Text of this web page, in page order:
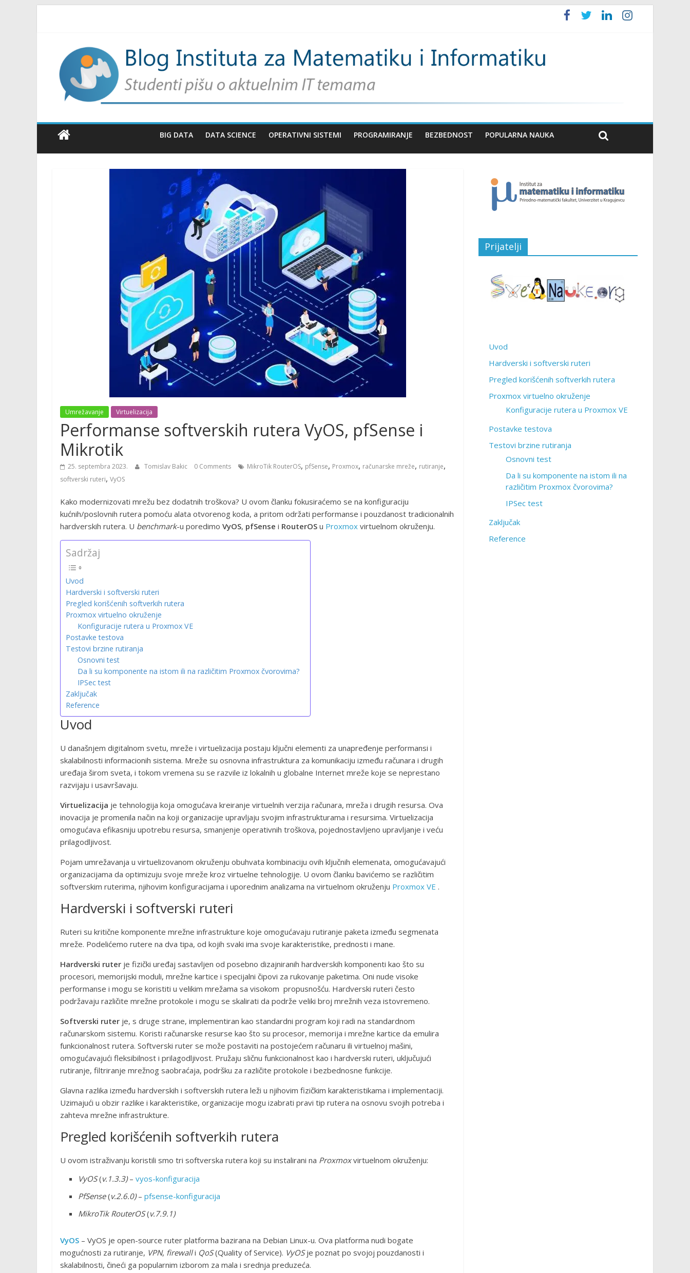
BIG DATA DATA SCIENCE OPERATIVNI SISTEMI PROGRAMIRANJE BEZBEDNOST POPULARNA NAUKA
Umrežavanje Virtuelizacija
Performanse softverskih rutera VyOS, pfSense i
Mikrotik
25. septembra 2023. Tomislav Bakic 0 Comments MikroTik RouterOS, pfSense, Proxmox, računarske mreže, rutiranje,
softverski ruteri, VyOS
Kako modernizovati mrežu bez dodatnih troškova? U ovom članku fokusiraćemo se na konfiguraciju
kućnih/poslovnih rutera pomoću alata otvorenog koda, a pritom održati performanse i pouzdanost tradicionalnih
hardverskih rutera. U benchmark-u poredimo VyOS, pfSense i RouterOS u Proxmox virtuelnom okruženju.
Sadržaj
Uvod
Hardverski i softverski ruteri
Pregled korišćenih softverkih rutera
Proxmox virtuelno okruženje
Konfiguracije rutera u Proxmox VE
Postavke testova
Testovi brzine rutiranja
Osnovni test
Da li su komponente na istom ili na različitim Proxmox čvorovima?
IPSec test
Zaključak
Reference
Uvod
U današnjem digitalnom svetu, mreže i virtuelizacija postaju ključni elementi za unapređenje performansi i
skalabilnosti informacionih sistema. Mreže su osnovna infrastruktura za komunikaciju između računara i drugih
uređaja širom sveta, i tokom vremena su se razvile iz lokalnih u globalne Internet mreže koje se neprestano
razvijaju i usavršavaju.
Virtuelizacija je tehnologija koja omogućava kreiranje virtuelnih verzija računara, mreža i drugih resursa. Ova
inovacija je promenila način na koji organizacije upravljaju svojim infrastrukturama i resursima. Virtuelizacija
omogućava efikasniju upotrebu resursa, smanjenje operativnih troškova, pojednostavljeno upravljanje i veću
prilagodljivost.
Pojam umrežavanja u virtuelizovanom okruženju obuhvata kombinaciju ovih ključnih elemenata, omogućavajući
organizacijama da optimizuju svoje mreže kroz virtuelne tehnologije. U ovom članku bavićemo se različitim
softverskim ruterima, njihovim konfiguracijama i uporednim analizama na virtuelnom okruženju Proxmox VE .
Hardverski i softverski ruteri
Ruteri su kritične komponente mrežne infrastrukture koje omogućavaju rutiranje paketa između segmenata
mreže. Podelićemo rutere na dva tipa, od kojih svaki ima svoje karakteristike, prednosti i mane.
Hardverski ruter je fizički uređaj sastavljen od posebno dizajniranih hardverskih komponenti kao što su
procesori, memorijski moduli, mrežne kartice i specijalni čipovi za rukovanje paketima. Oni nude visoke
performanse i mogu se koristiti u velikim mrežama sa visokom propusnošću. Hardverski ruteri često
podržavaju različite mrežne protokole i mogu se skalirati da podrže veliki broj mrežnih veza istovremeno.
Softverski ruter je, s druge strane, implementiran kao standardni program koji radi na standardnom
računarskom sistemu. Koristi računarske resurse kao što su procesor, memorija i mrežne kartice da emulira
funkcionalnost rutera. Softverski ruter se može postaviti na postojećem računaru ili virtuelnoj mašini,
omogućavajući fleksibilnost i prilagodljivost. Pružaju sličnu funkcionalnost kao i hardverski ruteri, uključujući
rutiranje, filtriranje mrežnog saobraćaja, podršku za različite protokole i bezbednosne funkcije.
Glavna razlika između hardverskih i softverskih rutera leži u njihovim fizičkim karakteristikama i implementaciji.
Uzimajući u obzir razlike i karakteristike, organizacije mogu izabrati pravi tip rutera na osnovu svojih potreba i
zahteva mrežne infrastrukture.
Pregled korišćenih softverkih rutera
U ovom istraživanju koristili smo tri softverska rutera koji su instalirani na Proxmoxvirtuelnom okruženju:
VyOS(v.1.3.3)– vyos-konfiguracija
PfSense(v.2.6.0)– pfsense-konfiguracija
MikroTik RouterOS(v.7.9.1)
VyOS – VyOS je open-source ruter platforma bazirana na Debian Linux-u. Ova platforma nudi bogate
mogućnosti za rutiranje, VPN, firewalli QoS(Quality of Service). VyOSje poznat po svojoj pouzdanosti i
skalabilnosti, čineći ga popularnim izborom za mala i srednja preduzeća.
Prijatelji
Uvod
Hardverski i softverski ruteri
Pregled korišćenih softverkih rutera
Proxmox virtuelno okruženje
Konfiguracije rutera u Proxmox VE
Postavke testova
Testovi brzine rutiranja
Osnovni test
Da li su komponente na istom ili na
različitim Proxmox čvorovima?
IPSec test
Zaključak
Reference